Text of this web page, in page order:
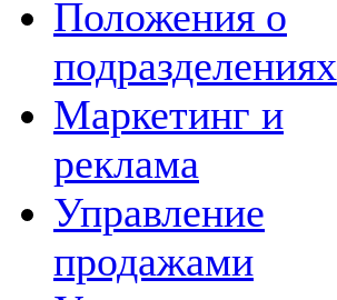
Положения о
подразделениях
Маркетинг и
реклама
Управление
продажами